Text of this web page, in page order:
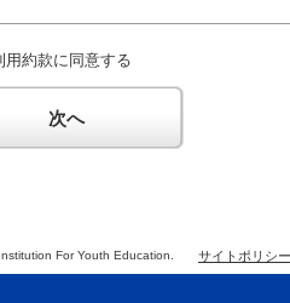
治的活動を目的とした利用
教的活動を目的とした利用(団体が施
、他の利用団体の迷惑とならないよう
用約款に同意する
次へ
For Youth Education. サイトポリシー